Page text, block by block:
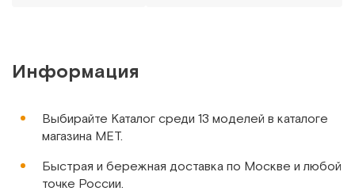
Информация
Выбирайте Каталог среди 13 моделей в каталоге
магазина МЕТ.
Быстрая и бережная доставка по Москве и любой
точке России.